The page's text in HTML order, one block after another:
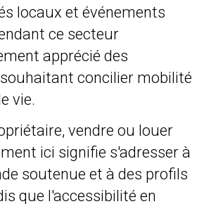
locaux et événements
ce secteur
apprécié des
concilier mobilité
vie.
vendre ou louer
ici signifie s'adresser à
soutenue et à des profils
que l'accessibilité en